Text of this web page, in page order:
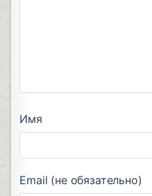
Имя
Email (не обязательно)